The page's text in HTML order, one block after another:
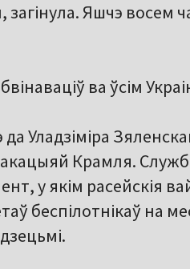
Яшчэ восем
ва ўсім
Уладзіміра
Крамля.
у якім расейскія
беспілотнікаў на